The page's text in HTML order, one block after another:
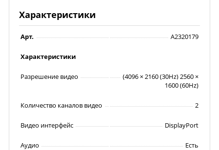
Характеристики
Арт. A2320179
Характеристики
Разрешение видео
(4096 × 2160 (30Hz) 2560 ×
1600 (60Hz)
Количество каналов видео 2
Видео интерфейс DisplayPort
Аудио Есть